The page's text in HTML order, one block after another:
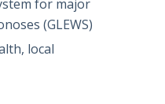
for major
(GLEWS)
local